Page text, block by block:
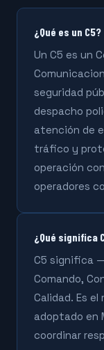
¿Qué es un C5?
Un C5 es un
seguridad
despacho
atención de
tráfico y
operación
operadores
¿Qué significa
C5 significa
Comando,
Calidad. Es
adoptado en
coordinar